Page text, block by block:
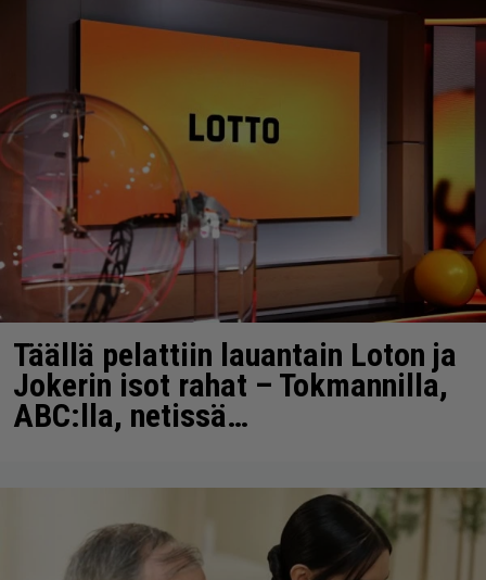
Täällä pelattiin lauantain Loton ja
Jokerin isot rahat – Tokmannilla,
ABC:lla, netissä…